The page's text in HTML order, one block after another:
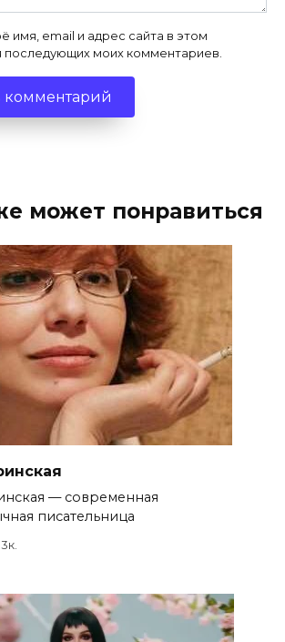
имя, email и адрес сайта в этом
последующих моих комментариев.
может понравиться
— современная
писательница